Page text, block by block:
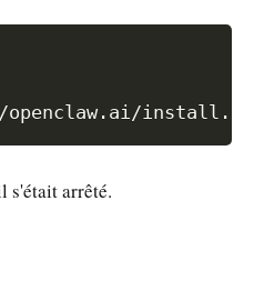
s'était arrêté.